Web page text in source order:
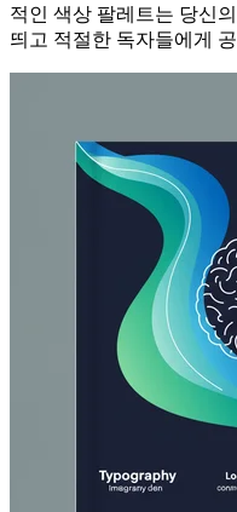
적인 색상 팔레트는 당신
띄고 적절한 독자들에게